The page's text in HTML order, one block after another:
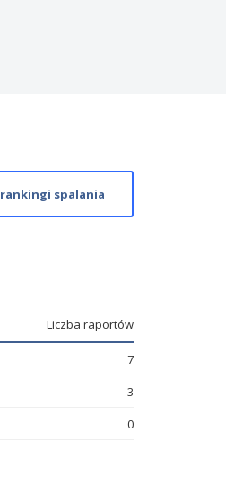
rankingi spalania
Liczba raportów
7
3
0